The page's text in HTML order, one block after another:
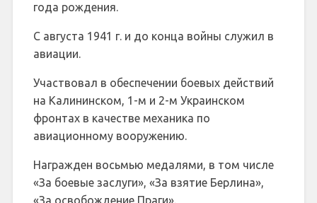
года рождения.
С августа 1941 г. и до конца войны служил в
авиации.
Участвовал в обеспечении боевых действий
на Калининском, 1-м и 2-м Украинском
фронтах в качестве механика по
авиационному вооружению.
Награжден восьмью медалями, в том числе
«За боевые заслуги», «За взятие Берлина»,
«За освобождение Праги».